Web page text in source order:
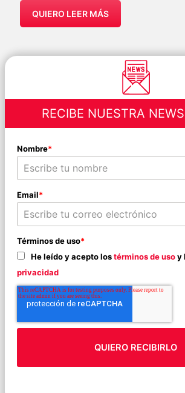
QUIERO LEER MÁS
RECIBE NUESTRA
Nombre*
Email*
Términos de uso*
He leído y acepto lostérminos de usoy
privacidad